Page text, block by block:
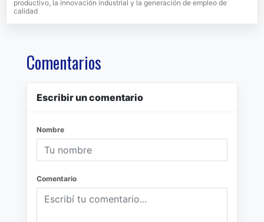
productivo, la innovación industrial y la generación de empleo de
calidad
Comentarios
Escribir un comentario
Nombre
Comentario